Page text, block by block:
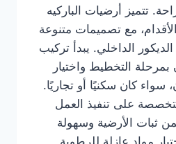
تتميز أرضيات الباركيه
مع تصميمات متنوعة
الداخلي. يبدأ تركيب
التخطيط واختيار
سواء كان سكنيًا أو تجاريًا.
على تنفيذ العمل
ثبات الأرضية وسهولة